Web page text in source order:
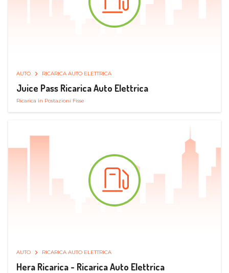
AUTO RICARICA AUTO ELETTRICA
Juice Pass Ricarica Auto Elettrica
Ricarica in Postazioni Fisse
AUTO RICARICA AUTO ELETTRICA
Hera Ricarica - Ricarica Auto Elettrica